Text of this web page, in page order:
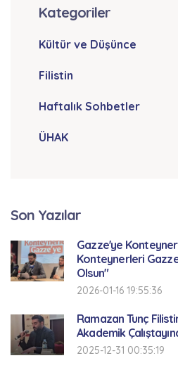
Kategoriler
Kültür ve Düşünce
Filistin
Haftalık Sohbetler
ÜHAK
Son Yazılar
Gazze'ye
Konteynerleri
Olsun"
2026-01-16 19:55:36
Ramazan Tunç
Akademik
2025-12-31 00:35:19